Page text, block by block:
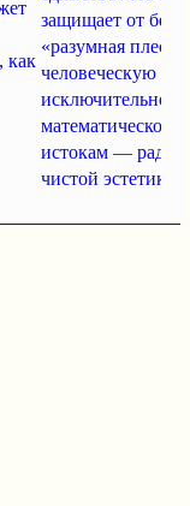
как
защищает от
«разумная
человеческую
математической
истокам —
чистой эстетике?